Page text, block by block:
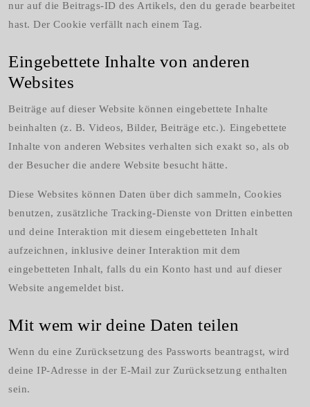
nur auf die Beitrags-ID des Artikels, den du gerade bearbeitet
hast. Der Cookie verfällt nach einem Tag.
Eingebettete Inhalte von anderen
Websites
Beiträge auf dieser Website können eingebettete Inhalte
beinhalten (z. B. Videos, Bilder, Beiträge etc.). Eingebettete
Inhalte von anderen Websites verhalten sich exakt so, als ob
der Besucher die andere Website besucht hätte.
Diese Websites können Daten über dich sammeln, Cookies
benutzen, zusätzliche Tracking-Dienste von Dritten einbetten
und deine Interaktion mit diesem eingebetteten Inhalt
aufzeichnen, inklusive deiner Interaktion mit dem
eingebetteten Inhalt, falls du ein Konto hast und auf dieser
Website angemeldet bist.
Mit wem wir deine Daten teilen
Wenn du eine Zurücksetzung des Passworts beantragst, wird
deine IP-Adresse in der E-Mail zur Zurücksetzung enthalten
sein.